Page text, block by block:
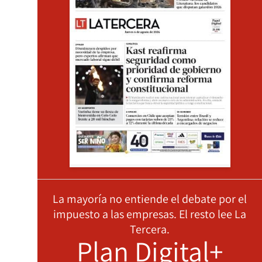
La mayoría no entiende el debate por el
impuesto a las empresas. El resto lee La
Tercera.
Plan Digital+